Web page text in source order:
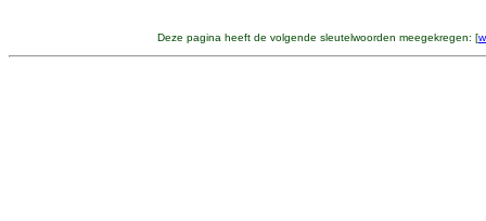
Deze pagina heeft de volgende sleutelwoorden meegekregen: [